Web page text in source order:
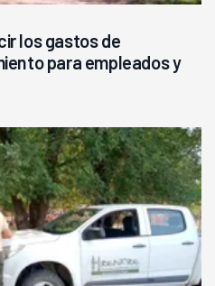
los gastos de
para empleados y